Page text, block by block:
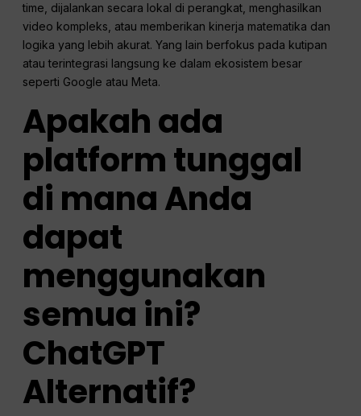
time, dijalankan secara lokal di perangkat, menghasilkan
video kompleks, atau memberikan kinerja matematika dan
logika yang lebih akurat. Yang lain berfokus pada kutipan
atau terintegrasi langsung ke dalam ekosistem besar
seperti Google atau Meta.
Apakah ada
platform tunggal
di mana Anda
dapat
menggunakan
semua ini?
ChatGPT
Alternatif?